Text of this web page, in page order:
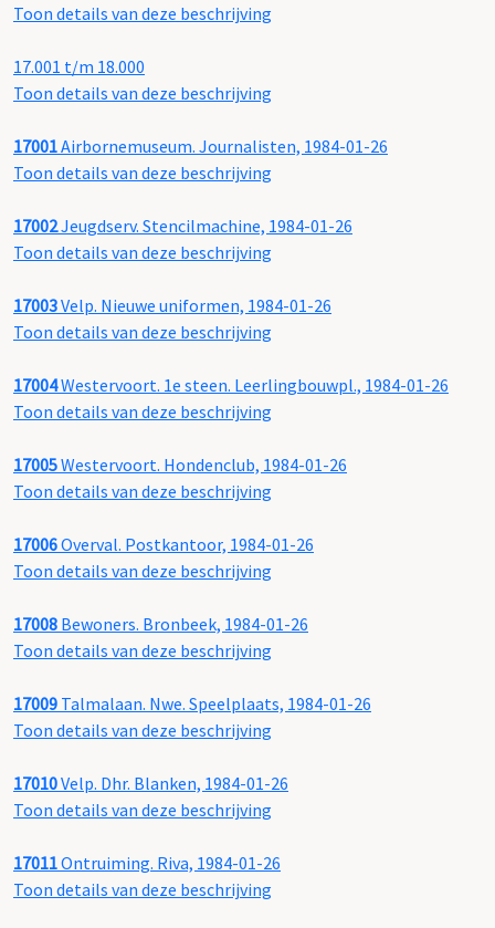
Toon details van deze beschrijving
17.001 t/m 18.000
Toon details van deze beschrijving
17001Airbornemuseum. Journalisten, 1984-01-26
Toon details van deze beschrijving
17002Jeugdserv. Stencilmachine, 1984-01-26
Toon details van deze beschrijving
17003Velp. Nieuwe uniformen, 1984-01-26
Toon details van deze beschrijving
17004Westervoort. 1e steen. Leerlingbouwpl., 1984-01-26
Toon details van deze beschrijving
17005Westervoort. Hondenclub, 1984-01-26
Toon details van deze beschrijving
17006Overval. Postkantoor, 1984-01-26
Toon details van deze beschrijving
17008 Bewoners. Bronbeek, 1984-01-26
Toon details van deze beschrijving
17009 Talmalaan. Nwe. Speelplaats, 1984-01-26
Toon details van deze beschrijving
17010Velp. Dhr. Blanken, 1984-01-26
Toon details van deze beschrijving
17011Ontruiming. Riva, 1984-01-26
Toon details van deze beschrijving